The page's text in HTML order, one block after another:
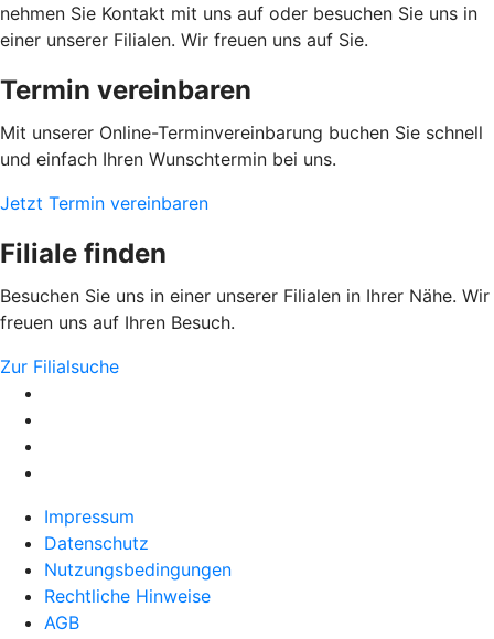
nehmen Sie Kontakt mit uns auf oder besuchen Sie uns in
einer unserer Filialen. Wir freuen uns auf Sie.
Termin vereinbaren
Mit unserer Online-Terminvereinbarung buchen Sie schnell
und einfach Ihren Wunschtermin bei uns.
Jetzt Termin vereinbaren
Filiale finden
Besuchen Sie uns in einer unserer Filialen in Ihrer Nähe. Wir
freuen uns auf Ihren Besuch.
Zur Filialsuche
Impressum
Datenschutz
Nutzungsbedingungen
Rechtliche Hinweise
AGB